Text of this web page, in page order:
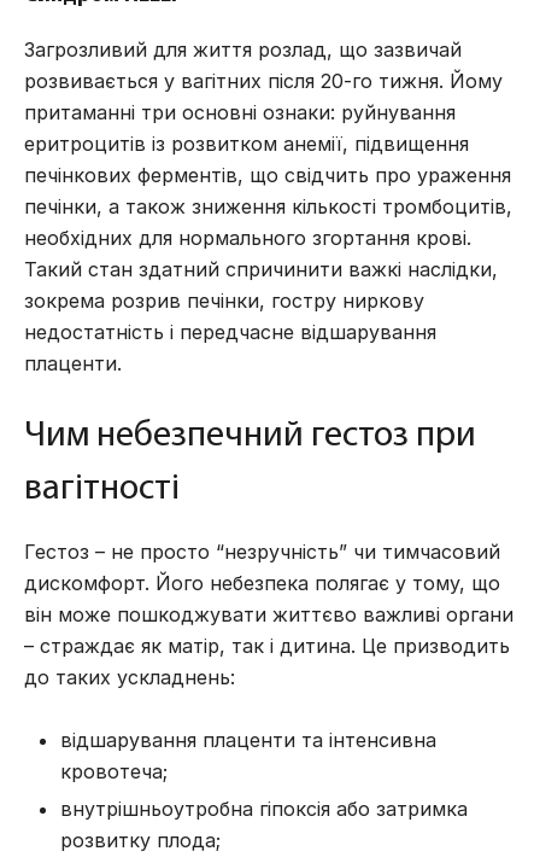
Загрозливий для життя розлад, що зазвичай
розвивається у вагітних після 20-го тижня. Йому
притаманні три основні ознаки: руйнування
еритроцитів із розвитком анемії, підвищення
печінкових ферментів, що свідчить про ураження
печінки, а також зниження кількості тромбоцитів,
необхідних для нормального згортання крові.
Такий стан здатний спричинити важкі наслідки,
зокрема розрив печінки, гостру ниркову
недостатність і передчасне відшарування
плаценти.
Чим небезпечний гестоз при
вагітності
Гестоз – не просто “незручність” чи тимчасовий
дискомфорт. Його небезпека полягає у тому, що
він може пошкоджувати життєво важливі органи
– страждає як матір, так і дитина. Це призводить
до таких ускладнень:
відшарування плаценти та інтенсивна
кровотеча;
внутрішньоутробна гіпоксія або затримка
розвитку плода;